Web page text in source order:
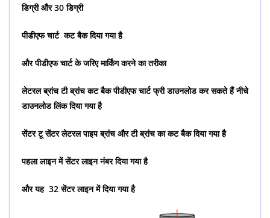
डिग्री और 30 डिग्री
पीडीएफ चार्ट कट बैक दिया गया है
और पीडीएफ चार्ट के जरिए मार्किंग करने का तरीका
लेटरल ब्रांच टी ब्रांच कट बैक पीडीएफ चार्ट फ्री डाउनलोड कर सकते हैं नीचे
डाउनलोड लिंक दिया गया है
सेंटर टू सेंटर लेटरल पाइप ब्रांच और टी ब्रांच का कट बैक दिया गया है
पहला लाइन में सेंटर लाइन नंबर दिया गया है
और यह 32 सेंटर लाइन में दिया गया है